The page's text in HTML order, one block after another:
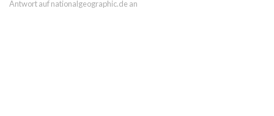
Antwort auf nationalgeographic.de an